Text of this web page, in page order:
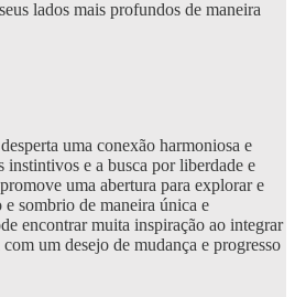
lados mais profundos de maneira
uma conexão harmoniosa e
instintivos e a busca por liberdade e
uma abertura para explorar e
sombrio de maneira única e
encontrar muita inspiração ao integrar
um desejo de mudança e progresso